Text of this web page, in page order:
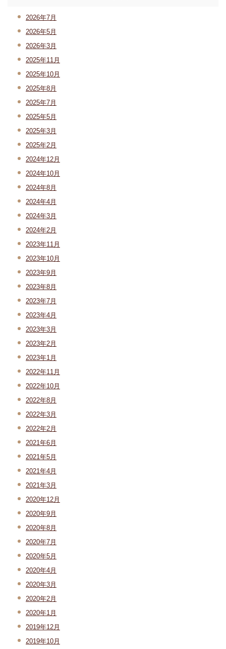
2026年7月
2026年5月
2026年3月
2025年11月
2025年10月
2025年8月
2025年7月
2025年5月
2025年3月
2025年2月
2024年12月
2024年10月
2024年8月
2024年4月
2024年3月
2024年2月
2023年11月
2023年10月
2023年9月
2023年8月
2023年7月
2023年4月
2023年3月
2023年2月
2023年1月
2022年11月
2022年10月
2022年8月
2022年3月
2022年2月
2021年6月
2021年5月
2021年4月
2021年3月
2020年12月
2020年9月
2020年8月
2020年7月
2020年5月
2020年4月
2020年3月
2020年2月
2020年1月
2019年12月
2019年10月